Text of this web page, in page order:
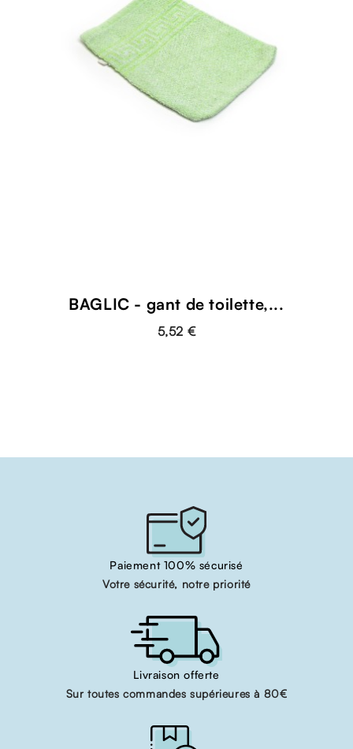
BAGLIC - gant de toilette,...
5,52 €
Paiement 100% sécurisé
Votre sécurité, notre priorité
Livraison offerte
Sur toutes commandes supérieures à 80€